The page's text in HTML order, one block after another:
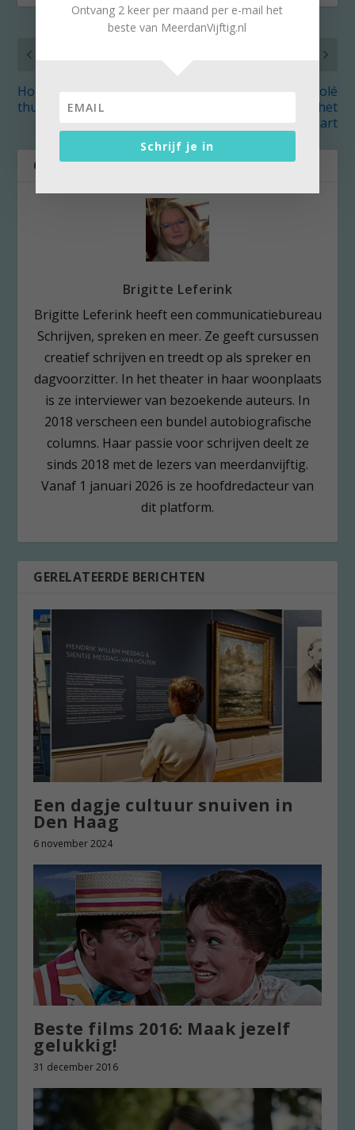
Horeca kan van
thuiszorg leren
‘Alcarràs’: familie Solé
raakt je recht in het
hart
OVER DE AUTEUR
Brigitte Leferink
Brigitte Leferink heeft een communicatiebureau
Schrijven, spreken en meer. Ze geeft cursussen
creatief schrijven en treedt op als spreker en
dagvoorzitter. In het theater in haar woonplaats
is ze interviewer van bezoekende auteurs. In
2018 verscheen een bundel autobiografische
columns. Haar passie voor schrijven deelt ze
sinds 2018 met de lezers van meerdanvijftig.
Vanaf 1 januari 2026 is ze hoofdredacteur van
dit platform.
GERELATEERDE BERICHTEN
Een dagje cultuur snuiven in
Den Haag
6 november 2024
Beste films 2016: Maak jezelf
gelukkig!
31 december 2016
Ontvang 2 keer per maand per e-mail het
beste van MeerdanVijftig.nl
Schrijf je in